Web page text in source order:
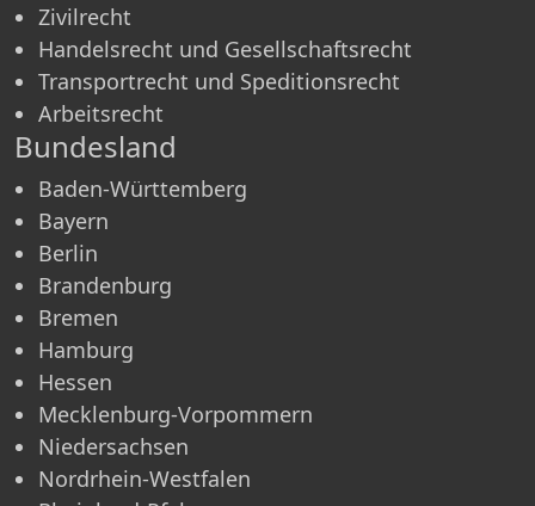
Zivilrecht
Handelsrecht und Gesellschaftsrecht
Transportrecht und Speditionsrecht
Arbeitsrecht
Bundesland
Baden-Württemberg
Bayern
Berlin
Brandenburg
Bremen
Hamburg
Hessen
Mecklenburg-Vorpommern
Niedersachsen
Nordrhein-Westfalen